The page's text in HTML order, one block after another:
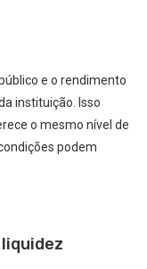
e o rendimento
instituição. Isso
o mesmo nível de
podem